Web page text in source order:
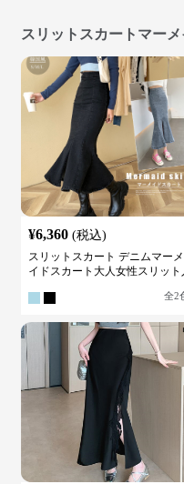
スリットスカートマー
¥6,360 (税込)
スリットスカート デニムマーメ
イドスカート大人女性スリット
全2